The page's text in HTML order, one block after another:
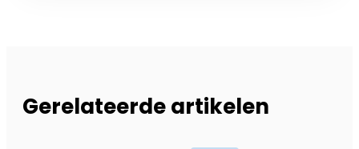
Gerelateerde artikelen